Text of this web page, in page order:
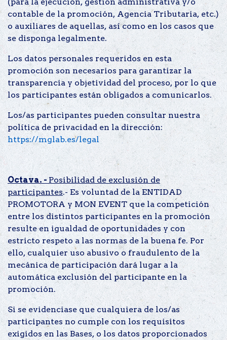
contable de la promoción, Agencia Tributaria, etc.)
o auxiliares de aquellas, así como en los casos que
se disponga legalmente.
Los datos personales requeridos en esta
promoción son necesarios para garantizar la
transparencia y objetividad del proceso, por lo que
los participantes están obligados a comunicarlos.
Los/as participantes pueden consultar nuestra
política de privacidad en la dirección:
https://mglab.es/legal
Octava. -Posibilidad de exclusión de
participantes.- Es voluntad de la ENTIDAD
PROMOTORA y MON EVENT que la competición
entre los distintos participantes en la promoción
resulte en igualdad de oportunidades y con
estricto respeto a las normas de la buena fe. Por
ello, cualquier uso abusivo o fraudulento de la
mecánica de participación dará lugar a la
automática exclusión del participante en la
promoción.
Si se evidenciase que cualquiera de los/as
participantes no cumple con los requisitos
exigidos en las Bases, o los datos proporcionados